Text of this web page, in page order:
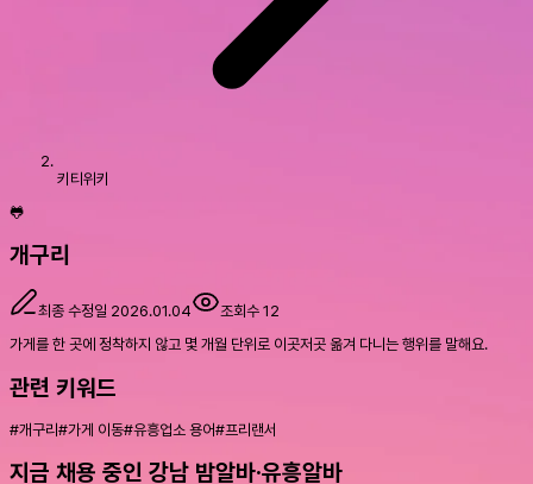
키티위키
🐸
개구리
최종 수정일 2026.01.04 조회수 12
가게를 한 곳에 정착하지 않고 몇 개월 단위로 이곳저곳 옮겨 다니는 행위를 말해요.
관련 키워드
#개구리#가게 이동#유흥업소 용어#프리랜서
지금 채용 중인 강남 밤알바·유흥알바